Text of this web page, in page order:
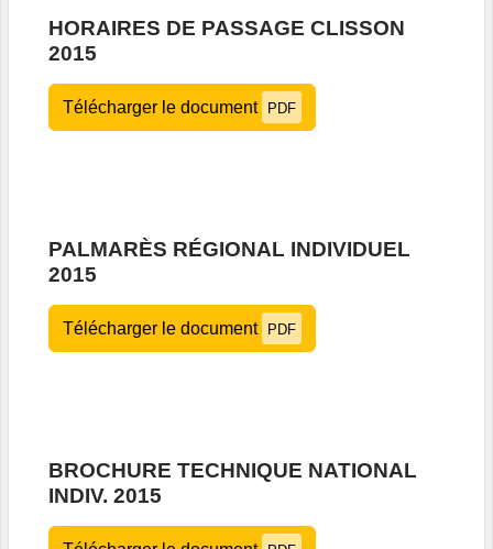
HORAIRES DE PASSAGE CLISSON
2015
Télécharger le document PDF
PALMARÈS RÉGIONAL INDIVIDUEL
2015
Télécharger le document PDF
BROCHURE TECHNIQUE NATIONAL
INDIV. 2015